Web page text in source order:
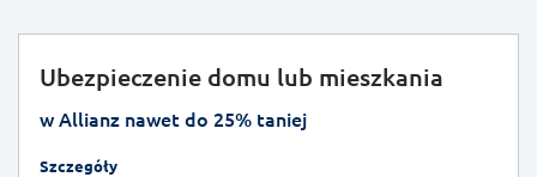
Ubezpieczenie domu lub mieszkania
w Allianz nawet do 25% taniej
Szczegóły